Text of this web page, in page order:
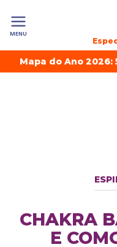
MENU
Mapa do Ano 2026:
CHAKRA
E